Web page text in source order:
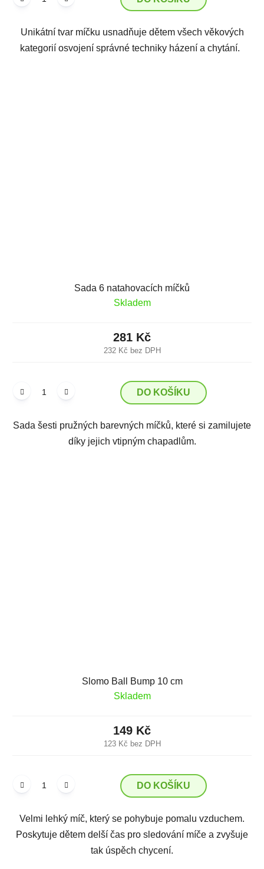
Unikátní tvar míčku usnadňuje dětem všech věkových
kategorií osvojení správné techniky házení a chytání.
Sada 6 natahovacích míčků
Skladem
232 Kč bez DPH
281 Kč
DO KOŠÍKU
Sada šesti pružných barevných míčků, které si zamilujete
díky jejich vtipným chapadlům.
Slomo Ball Bump 10 cm
Skladem
123 Kč bez DPH
149 Kč
DO KOŠÍKU
Velmi lehký míč, který se pohybuje pomalu vzduchem.
Poskytuje dětem delší čas pro sledování míče a zvyšuje
tak úspěch chycení.